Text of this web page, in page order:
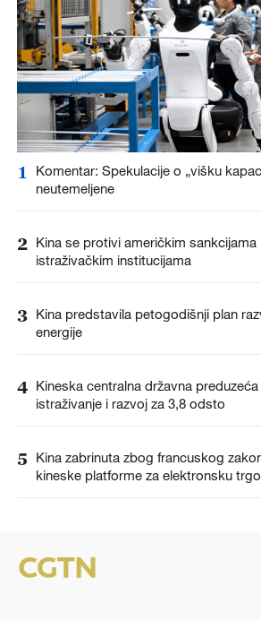
1
Komentar: Spekulacije o „višku
neutemeljene
2 Kina se protivi američkim sankcijama
istraživačkim institucijama
3 Kina predstavila petogodišnji plan
energije
4 Kineska centralna državna
istraživanje i razvoj za 3,8 odsto
5
Kina zabrinuta zbog francuskog
kineske platforme za elektronsku